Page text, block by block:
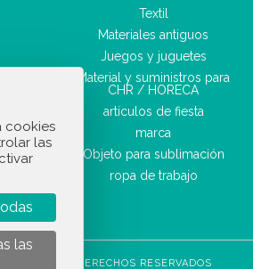
Textil
Materiales antiguos
Juegos y juguetes
Material y suministros para
CHR / HORECA
artículos de fiesta
marca
Objeto para sublimación
ropa de trabajo
TODOS LOS DERECHOS RESERVADOS
cookies
las
las